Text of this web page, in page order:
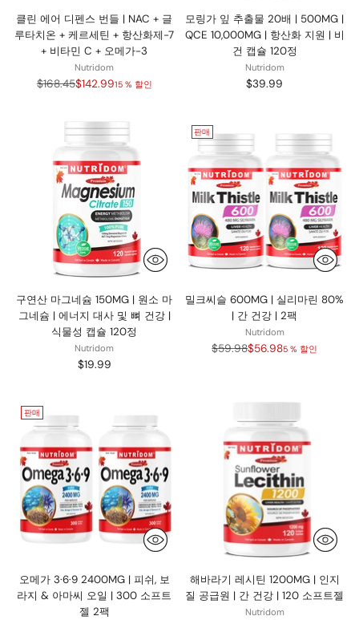
클린 에어 디펜스 번들 | NAC + 글
루타치온 + 케르세틴 + 항산화제-7
+ 비타민 C + 오메가-3
Nutridom
정
$168.45$142.9915 % 할인
모링가 잎 추출물 20배 | 500MG |
QCE 10,000MG | 항산화 지원 | 비
건 캡슐 120정
Nutridom
$39.99
구연산 마그네슘 150MG | 원소 마
그네슘 | 에너지 대사 및 뼈 건강 |
식물성 캡슐 120정
Nutridom
$19.99
판매
밀크씨슬 600MG | 실리마린 80%
| 간 건강 | 2팩
Nutridom
정
$59.98$56.985 % 할인
판매
오메가 3·6·9 2400MG | 피쉬, 보
라지 & 아마씨 오일 | 300 소프트
젤 2팩
해바라기 레시틴 1200MG | 인지
질 공급원 | 간 건강 | 120 소프트젤
Nutridom